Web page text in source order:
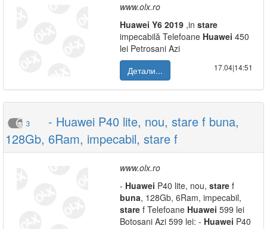
www.olx.ro
Huawei Y6 2019 ,in stare
impecabilă Telefoane Huawei 450
lei Petrosani Azi
Детали...
17.04|14:51
3
- Huawei P40 lite, nou, stare f buna,
128Gb, 6Ram, impecabil, stare f
www.olx.ro
- Huawei P40 lite, nou, stare f
buna, 128Gb, 6Ram, impecabil,
stare f Telefoane Huawei 599 lei
Botosani Azi 599 lei: - Huawei P40